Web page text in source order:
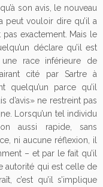
son avis, le nouveau
peut vouloir dire qu’il a
pas exactement. Mais le
déclare qu’il est
race inférieure de
cité par Sartre à
parce qu’il
d’avis» ne restreint pas
Lorsqu’un tel individu
aussi rapide, sans
ni aucune réflexion, il
– et par le fait qu’il
autorité qui est celle de
c’est qu’il s’implique